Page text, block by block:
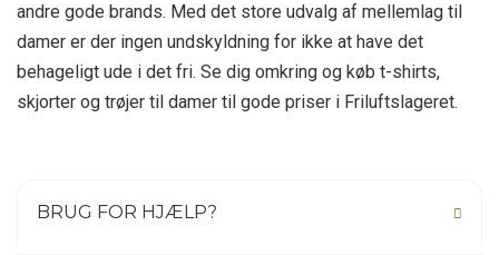
andre gode brands. Med det store udvalg af mellemlag til
damer er der ingen undskyldning for ikke at have det
behageligt ude i det fri. Se dig omkring og køb t-shirts,
skjorter og trøjer til damer til gode priser i Friluftslageret.
BRUG FOR HJÆLP?